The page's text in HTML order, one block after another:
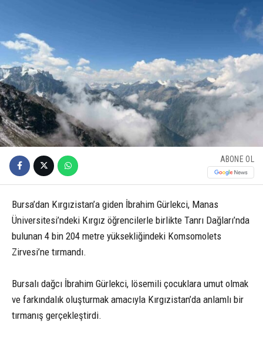
ABONE OL
Bursa’dan Kırgızistan’a giden İbrahim Gürlekci, Manas
Üniversitesi’ndeki Kırgız öğrencilerle birlikte Tanrı Dağları’nda
bulunan 4 bin 204 metre yüksekliğindeki Komsomolets
Zirvesi’ne tırmandı.
Bursalı dağcı İbrahim Gürlekci, lösemili çocuklara umut olmak
ve farkındalık oluşturmak amacıyla Kırgızistan’da anlamlı bir
tırmanış gerçekleştirdi.